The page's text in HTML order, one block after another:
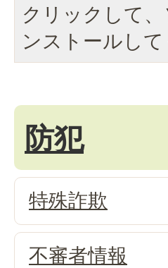
クリックして
ンストールして
防犯
特殊詐欺
不審者情報